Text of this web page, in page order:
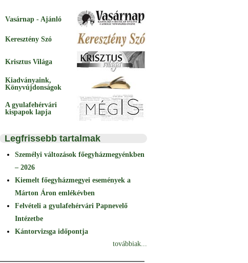
Vasárnap - Ajánló
Keresztény Szó
Krisztus Világa
Kiadványaink,
Könyvújdonságok
A gyulafehérvári
kispapok lapja
Legfrissebb tartalmak
Személyi változások főegyházmegyénkben
– 2026
Kiemelt főegyházmegyei események a
Márton Áron emlékévben
Felvételi a gyulafehérvári Papnevelő
Intézetbe
Kántorvizsga időpontja
továbbiak...